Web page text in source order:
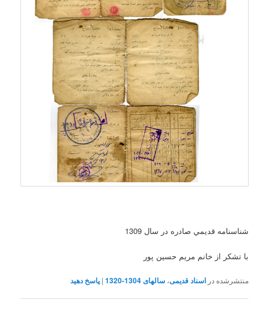
شناسنامه قديمي صادره در سال 1309
با تشکر از خانم مريم حسين پور
منتشرشده در اسناد قدیمی،سالهای 1304-1320 |پاسخ دهید